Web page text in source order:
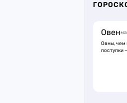
Овен
Овны, чем
поступки